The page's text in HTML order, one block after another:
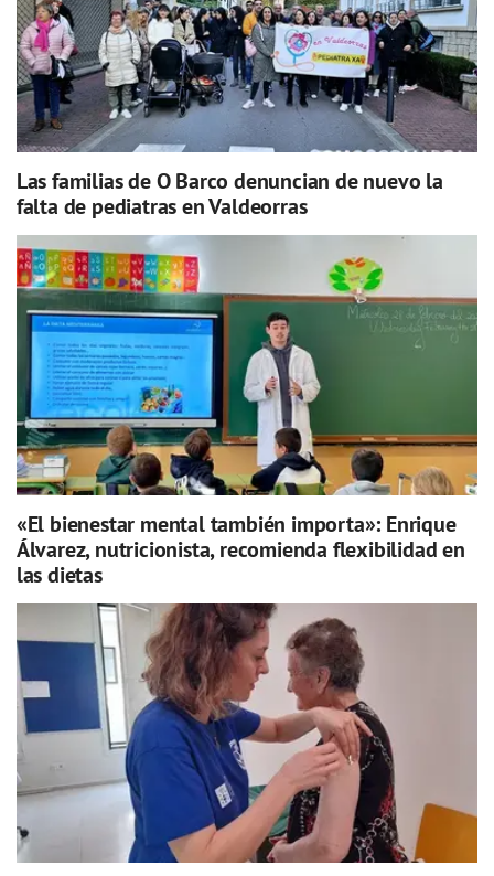
Las familias de O Barco denuncian de nuevo la
falta de pediatras en Valdeorras
«El bienestar mental también importa»: Enrique
Álvarez, nutricionista, recomienda flexibilidad en
las dietas